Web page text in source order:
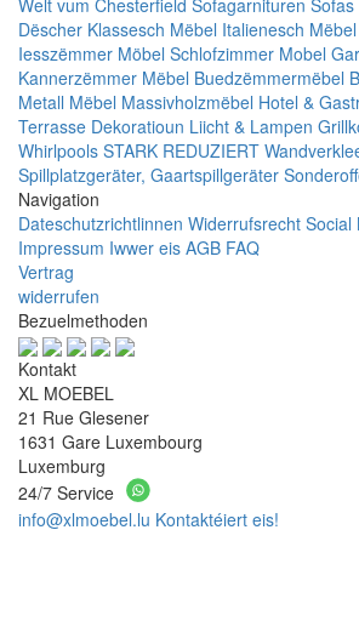
Welt vum Chesterfield Sofagarnituren Sofas
Dëscher Klassesch Mëbel Italienesch Mëbel
Iesszëmmer Möbel Schlofzimmer Mobel
Kannerzëmmer Mëbel Buedzëmmermëbel
Metall Mëbel Massivholzmëbel Hotel &
Terrasse Dekoratioun Liicht & Lampen
Whirlpools STARK REDUZIERT
Spillplatzgeräter, Gaartspillgeräter
Navigation
Dateschutzrichtlinnen Widerrufsrecht Social
Impressum Iwwer eis AGB FAQ
Vertrag
widerrufen
Bezuelmethoden
Kontakt
XL MOEBEL
21 Rue Glesener
1631 Gare Luxembourg
Luxemburg
24/7 Service
info@xlmoebel.lu Kontaktéiert eis!